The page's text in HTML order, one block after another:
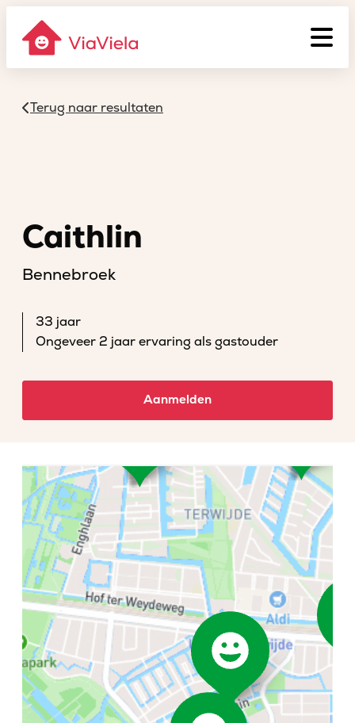
Terug naar resultaten
Caithlin
Bennebroek
33 jaar
Ongeveer 2 jaar ervaring als gastouder
Aanmelden